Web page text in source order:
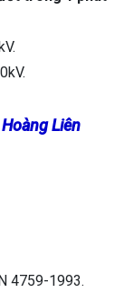
Liên
4759-1993.